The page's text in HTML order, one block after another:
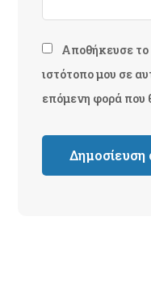
Αποθήκευσε
ιστότοπο μου σε
επόμενη φορά που